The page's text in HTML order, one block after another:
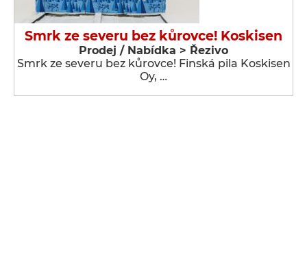
Smrk ze severu bez kůrovce! Koskisen
Prodej / Nabídka > Řezivo
Smrk ze severu bez kůrovce! Finská pila Koskisen
Oy, …